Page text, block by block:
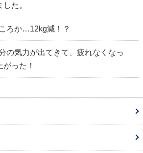
た。
ろか…12kg減！？
の気力が出てきて、疲れなくなっ
った！